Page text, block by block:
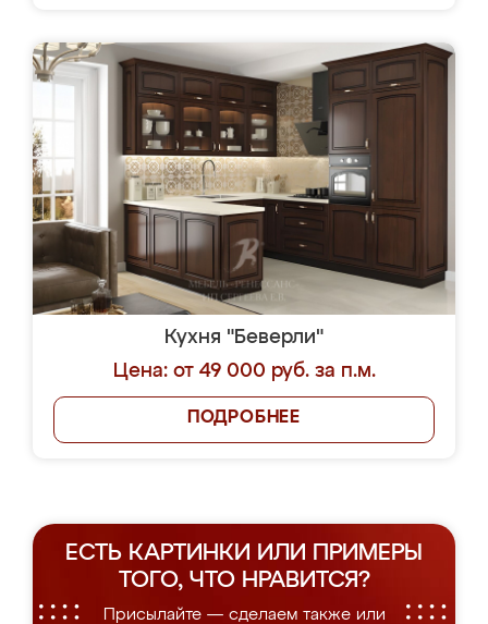
Кухня "Беверли"
Цена: от 49 000 руб. за п.м.
ПОДРОБНЕЕ
ЕСТЬ КАРТИНКИ ИЛИ ПРИМЕРЫ
ТОГО, ЧТО НРАВИТСЯ?
Присылайте — сделаем также или